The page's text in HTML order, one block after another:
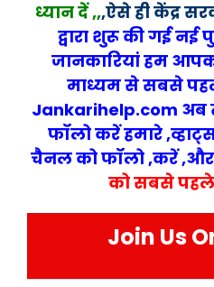
ध्यान दें ,,,ऐसे हीकेंद्र
द्वारा शुरू की गई नई
जानकारियां हम
माध्यम से सबसे
Jankarihelp.com अब
फॉलो करें हमारे
चैनल को फॉलो ,करें
को सबसे पहले
Join Us